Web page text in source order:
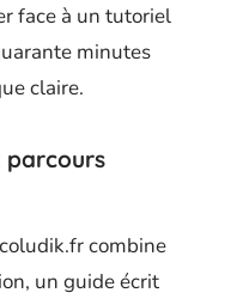
face à un tutoriel
minutes
claire.
parcours
combine
un guide écrit